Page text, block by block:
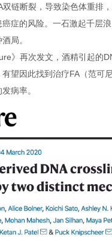
链断裂，导致染色体重排
症的风险。一石激起千层
局。
再次发文，酒精引起的
望因此找到治疗FA（范可
病率。